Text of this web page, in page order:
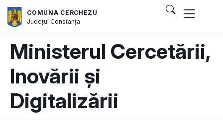
COMUNA CERCHEZU
JudețulConstanța
Ministerul Cercetării,
Inovării și
Digitalizării